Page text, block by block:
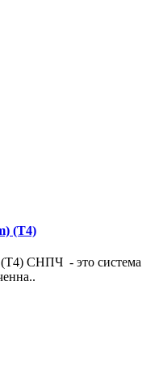
(T4)
СНПЧ - это система